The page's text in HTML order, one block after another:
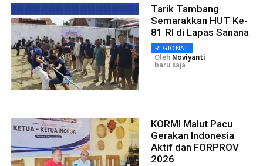
Tarik Tambang
Semarakkan HUT Ke-
81 RI di Lapas Sanana
REGIONAL
Oleh Noviyanti
baru saja
KORMI Malut Pacu
Gerakan Indonesia
Aktif dan FORPROV
2026